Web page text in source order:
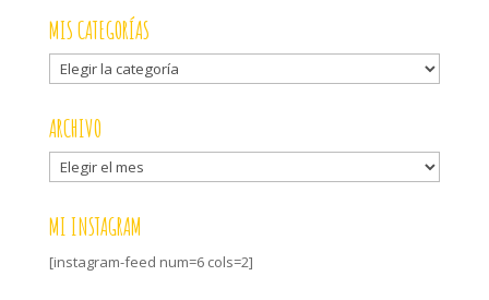
MIS CATEGORÍAS
Mis
categorías
ARCHIVO
Archivo
MI INSTAGRAM
[instagram-feed num=6 cols=2]